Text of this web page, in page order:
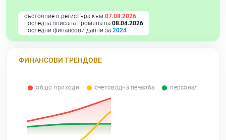
състояние в регистъра към 07.08.2026
последна вписана промяна на 08.04.2026
последни финансови данни за 2024
ФИНАНСОВИ ТРЕНДОВЕ
общо приходи счетоводна печалба персонал